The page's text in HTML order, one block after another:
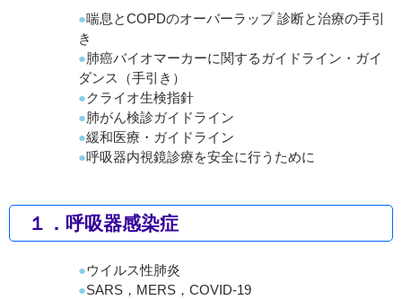
喘息とCOPDのオーバーラップ 診断と治療の手引
き
肺癌バイオマーカーに関するガイドライン・ガイ
ダンス（手引き）
クライオ生検指針
肺がん検診ガイドライン
緩和医療・ガイドライン
呼吸器内視鏡診療を安全に行うために
１．呼吸器感染症
ウイルス性肺炎
SARS，MERS，COVID-19